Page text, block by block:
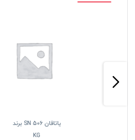
یاتاقان SN 506 برند
KG